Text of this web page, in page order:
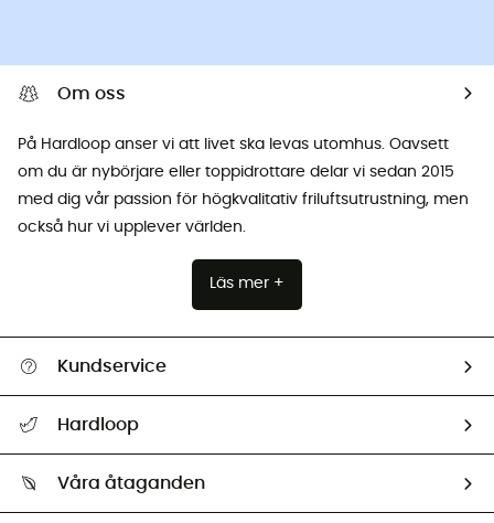
Om oss
På Hardloop anser vi att livet ska levas utomhus. Oavsett
om du är nybörjare eller toppidrottare delar vi sedan 2015
med dig vår passion för högkvalitativ friluftsutrustning, men
också hur vi upplever världen.
Läs mer +
Kundservice
Retur & återbetalning
Hardloop
Våra åtaganden